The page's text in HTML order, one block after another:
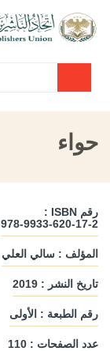
حواء
رقم ISBN :
978-9933-620-17-2
المؤلف : سالي العلي
تاريخ النشر : 2019
رقم الطبعة : الأولى
عدد الصفحات : 110